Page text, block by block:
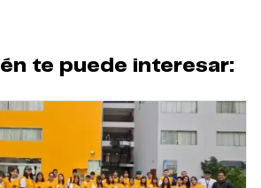
te puede interesar: